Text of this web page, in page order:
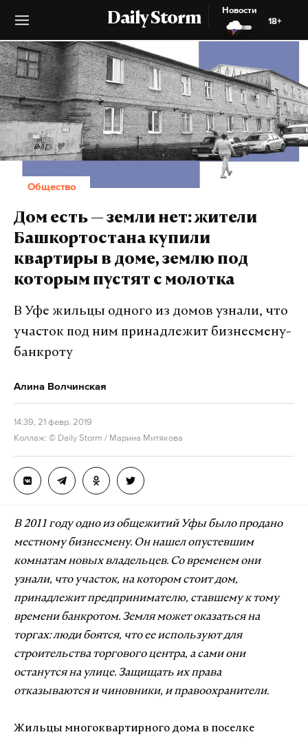
Daily Storm
Новости
18+
Общество
Дом есть — земли нет: жители
Башкортостана купили
квартиры в доме, землю под
которым пустят с молотка
В Уфе жильцы одного из домов узнали, что
участок под ним принадлежит бизнесмену-
банкроту
Алина Волчинская
14:39, 21 февр. 2019
Коллаж: © Daily Storm / Марина Митякова
В 2011 году одно из общежитий Уфы было продано
местному бизнесмену. Он нашел опустевшим
комнатам новых владельцев. Со временем они
узнали, что участок, на котором стоит дом,
принадлежит предпринимателю, ставшему к тому
времени банкротом. Земля может оказаться на
торгах: люди боятся, что ее используют для
строительства торгового центра, а сами они
останутся на улице. Защищать их права
отказываются и чиновники, и правоохранители.
Жильцы многоквартирного дома в поселке